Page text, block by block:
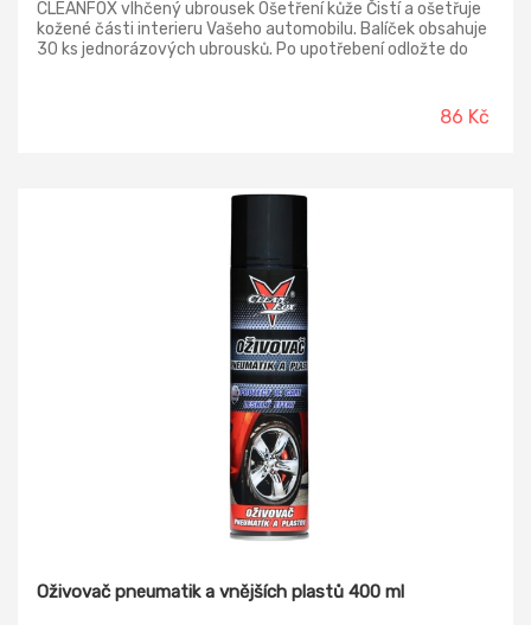
CLEANFOX vlhčený ubrousek Ošetření kůže Čistí a ošetřuje
kožené části interieru Vašeho automobilu. Balíček obsahuje
30 ks jednorázových ubrousků. Po upotřebení odložte do
86 Kč
Oživovač pneumatik a vnějších plastů 400 ml